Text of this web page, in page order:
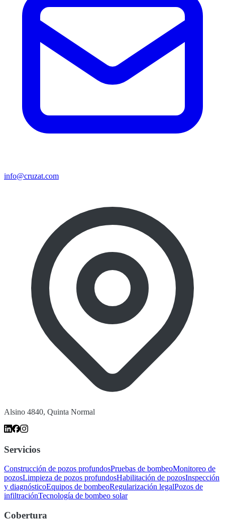
info@cruzat.com
Alsino 4840, Quinta Normal
Servicios
Construcción de pozos profundosPruebas de bombeoMonitoreo de
pozosLimpieza de pozos profundosHabilitación de pozosInspección
y diagnósticoEquipos de bombeoRegularización legalPozos de
infiltraciónTecnología de bombeo solar
Cobertura